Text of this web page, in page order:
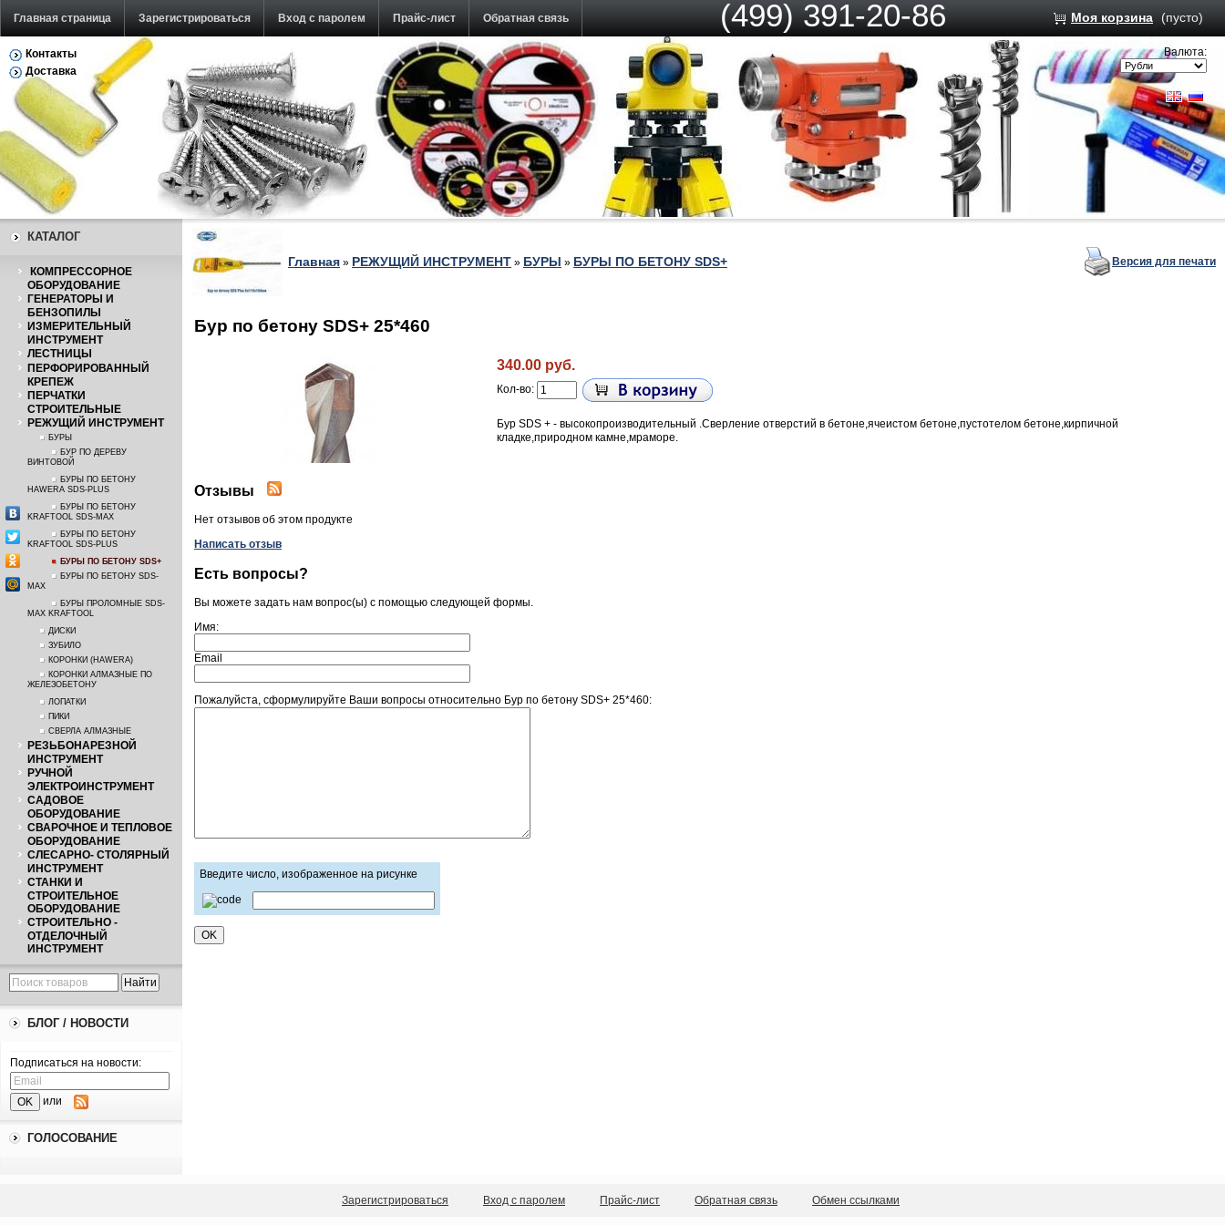
Главная страница Зарегистрироваться Вход с паролем Прайс-лист Обратная связь (499) 391-20-86 Моя корзина (пусто)
Контакты
Доставка
Валюта:
КАТАЛОГ
КОМПРЕССОРНОЕ
ОБОРУДОВАНИЕ
ГЕНЕРАТОРЫ И
БЕНЗОПИЛЫ
ИЗМЕРИТЕЛЬНЫЙ
ИНСТРУМЕНТ
ЛЕСТНИЦЫ
ПЕРФОРИРОВАННЫЙ
КРЕПЕЖ
ПЕРЧАТКИ
СТРОИТЕЛЬНЫЕ
РЕЖУЩИЙ ИНСТРУМЕНТ
БУРЫ
БУР ПО ДЕРЕВУ
ВИНТОВОЙ
БУРЫ ПО БЕТОНУ
HAWERA SDS-PLUS
БУРЫ ПО БЕТОНУ
KRAFTOOL SDS-MAX
БУРЫ ПО БЕТОНУ
KRAFTOOL SDS-PLUS
БУРЫ ПО БЕТОНУ SDS+
БУРЫ ПО БЕТОНУ SDS-
MAX
БУРЫ ПРОЛОМНЫЕ SDS-
MAX KRAFTOOL
ДИСКИ
ЗУБИЛО
КОРОНКИ (HAWERA)
КОРОНКИ АЛМАЗНЫЕ ПО
ЖЕЛЕЗОБЕТОНУ
ЛОПАТКИ
ПИКИ
СВЕРЛА АЛМАЗНЫЕ
РЕЗЬБОНАРЕЗНОЙ
ИНСТРУМЕНТ
РУЧНОЙ
ЭЛЕКТРОИНСТРУМЕНТ
САДОВОЕ
ОБОРУДОВАНИЕ
СВАРОЧНОЕ И ТЕПЛОВОЕ
ОБОРУДОВАНИЕ
СЛЕСАРНО- СТОЛЯРНЫЙ
ИНСТРУМЕНТ
СТАНКИ И
СТРОИТЕЛЬНОЕ
ОБОРУДОВАНИЕ
СТРОИТЕЛЬНО -
ОТДЕЛОЧНЫЙ
ИНСТРУМЕНТ
БЛОГ / НОВОСТИ
Подписаться на новости:
или
ГОЛОСОВАНИЕ
Главная » РЕЖУЩИЙ ИНСТРУМЕНТ » БУРЫ » БУРЫ ПО БЕТОНУ SDS+ Версия для печати
Бур по бетону SDS+ 25*460
340.00 руб.
Кол-во:
Бур SDS + - высокопроизводительный .Сверление отверстий в бетоне,ячеистом бетоне,пустотелом бетоне,кирпичной
кладке,природном камне,мраморе.
Отзывы
Нет отзывов об этом продукте
Написать отзыв
Есть вопросы?
Вы можете задать нам вопрос(ы) с помощью следующей формы.
Имя:
Email
Пожалуйста, сформулируйте Ваши вопросы относительно Бур по бетону SDS+ 25*460:
Введите число, изображенное на рисунке
Зарегистрироваться Вход с паролем Прайс-лист Обратная связь Обмен ссылками